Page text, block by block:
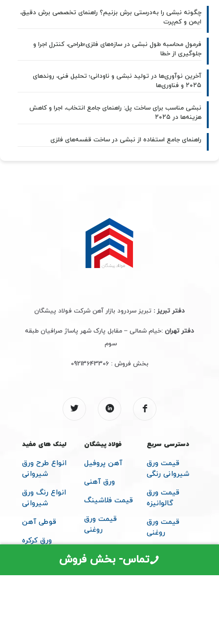
چگونه نبشی را به‌درستی برش بزنیم؟ راهنمای تخصصی برش دقیق،
ایمن و کم‌پرت
فرمول محاسبه طول نبشی در سازه‌های فلزی؛طراحی، کنترل اجرا و
جلوگیری از خطا
آخرین نوآوری‌ها در تولید نبشی و ناودانی؛ تحلیل فنی، روندهای
۲۰۲۵ و فناوری‌ها
نبشی مناسب برای ساخت پل: راهنمای جامع انتخاب، اجرا و کاهش
هزینه‌ها در ۲۰۲۵
راهنمای جامع استفاده از نبشی در ساخت قفسه‌های فلزی
دفتر تبریز : تبریز سردرود بازار آهن شرکت فولاد پیشگان
دفتر تهران :خیام شمالی – مقابل پارک شهر پاساژ صرافیان طبقه
سوم
بخش فروش :09213643306
دسترسی سریع
قیمت ورق
شیروانی رنگی
قیمت ورق
گالوانیزه
قیمت ورق
روغنی
فولاد پیشگان
آهن پروفیل
ورق آهنی
قیمت فلاشینگ
قیمت ورق
روغنی
لینک های مفید
انواع طرح ورق
شیروانی
انواع رنگ ورق
شیروانی
قوطی آهن
ورق کرکره
تماس- بخش فروش